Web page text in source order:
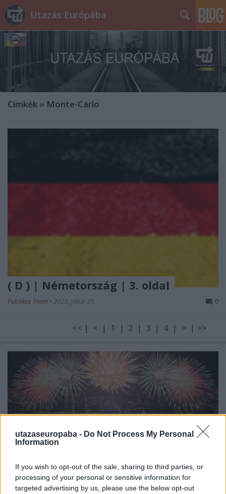
utazaseuropaba - Do Not Process My Personal
Information
If you wish to opt-out of the sale, sharing to third parties, or
processing of your personal or sensitive information for
targeted advertising by us, please use the below opt-out
Utazás Európába
Címkék » Monte-Carlo
( D ) | Németország | 3. oldal
Publikus Team • 2023. július 31. 0
<< | < | 1 | 2 | 3 | 4 | > | >>